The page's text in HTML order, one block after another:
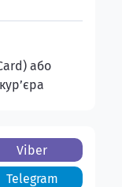
або
Viber
Telegram